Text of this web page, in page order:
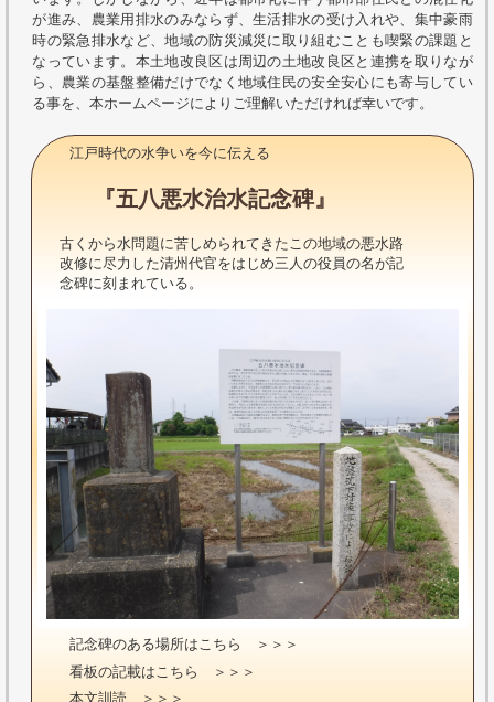
が進み、農業用排水のみならず、生活排水の受け入れや、集中豪雨
時の緊急排水など、地域の防災減災に取り組むことも喫緊の課題と
なっています。本土地改良区は周辺の土地改良区と連携を取りなが
ら、農業の基盤整備だけでなく地域住民の安全安心にも寄与してい
る事を、本ホームページによりご理解いただければ幸いです。
江戸時代の水争いを今に伝える
『五八悪水治水記念碑』
古くから水問題に苦しめられてきたこの地域の悪水路
改修に尽力した清州代官をはじめ三人の役員の名が記
念碑に刻まれている。
記念碑のある場所はこちら ＞＞＞
看板の記載はこちら ＞＞＞
本文訓読 ＞＞＞